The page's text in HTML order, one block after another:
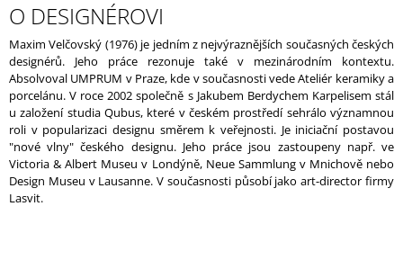
O DESIGNÉROVI
Maxim Velčovský (1976) je jedním z nejvýraznějších současných českých
designérů. Jeho práce rezonuje také v mezinárodním kontextu.
Absolvoval UMPRUM v Praze, kde v současnosti vede Ateliér keramiky a
porcelánu. V roce 2002 společně s Jakubem Berdychem Karpelisem stál
u založení studia Qubus, které v českém prostředí sehrálo významnou
roli v popularizaci designu směrem k veřejnosti. Je iniciační postavou
"nové vlny" českého designu. Jeho práce jsou zastoupeny např. ve
Victoria & Albert Museu v Londýně, Neue Sammlung v Mnichově nebo
Design Museu v Lausanne. V současnosti působí jako art-director firmy
Lasvit.
/
WATERPROOF
WHITE